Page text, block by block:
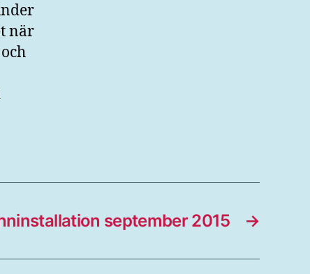
när
→
september 2015